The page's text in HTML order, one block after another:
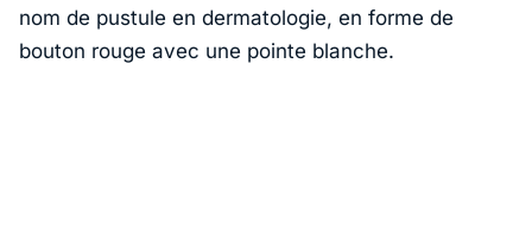
nom de pustule en dermatologie, en forme de
bouton rouge avec une pointe blanche.